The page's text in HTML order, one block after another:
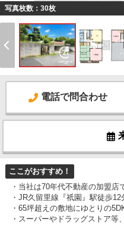
写真枚数：30枚
電話で問合わせ
ここがおすすめ！
・当社は70年代不動産の加盟店
・JR久留里線『祇園』駅徒歩12
・65坪超えの敷地にゆとりの
・スーパーやドラッグストア等